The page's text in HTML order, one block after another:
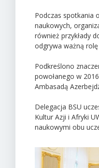
Podczas spotkania
naukowych,
również przykłady
odgrywa ważną
Podkreślono
powołanego w
Ambasadą
Delegacja BSU
Kultur Azji i Afryki
naukowymi obu